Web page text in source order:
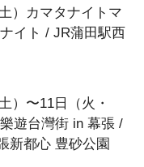
）カマタナイトマ
イト / JR蒲田駅西
）〜11日（火・
遊台灣街 in 幕張 /
新都心 豊砂公園